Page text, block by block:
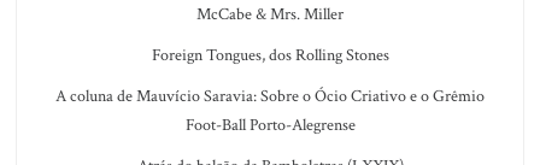
McCabe & Mrs. Miller
Foreign Tongues, dos Rolling Stones
A coluna de Mauvício Saravia: Sobre o Ócio Criativo e o Grêmio
Foot-Ball Porto-Alegrense